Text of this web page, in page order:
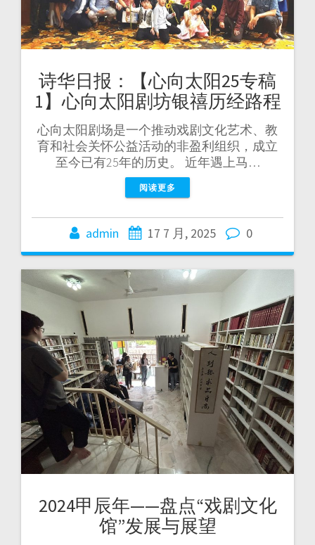
诗华日报：【心向太阳25专稿
1】心向太阳剧坊银禧历经路程
心向太阳剧场是一个推动戏剧文化艺术、教
育和社会关怀公益活动的非盈利组织，成立
至今已有25年的历史。 近年遇上马…
阅读更多
admin 17 7 月, 2025 0
2024甲辰年——盘点“戏剧文化
馆”发展与展望